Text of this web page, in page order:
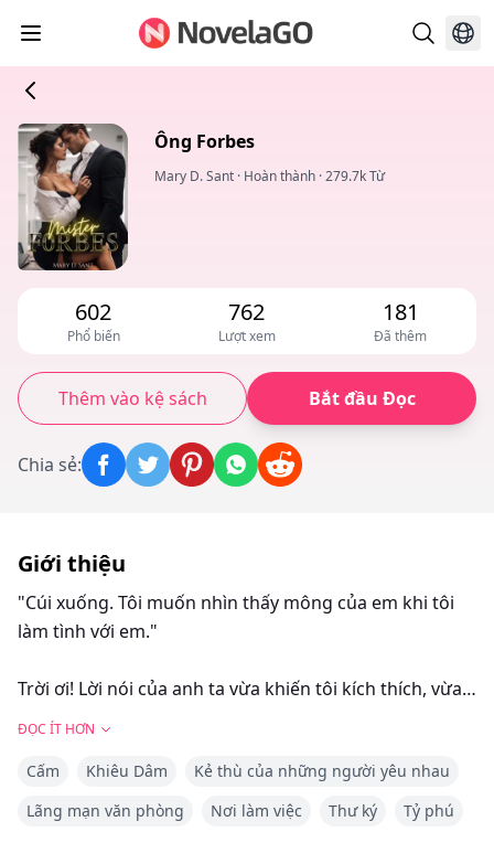
Ông Forbes
Mary D. Sant · Hoàn thành ·279.7k Từ
602
Phổ biến
762
Lượt xem
181
Đã thêm
Thêm vào kệ sách Bắt đầu Đọc
Chia sẻ:
Giới thiệu
"Cúi xuống. Tôi muốn nhìn thấy mông của em khi tôi
làm tình với em."
Trời ơi! Lời nói của anh ta vừa khiến tôi kích thích, vừa
làm tôi bực mình. Ngay cả bây giờ, anh ta vẫn là một
mọi thứ theo ý mình.
ĐỌC ÍT HƠN
Cấm Khiêu Dâm
Kẻ thù của những người yêu nhau
Lãng mạn văn phòng
Nơi làm việc Thư ký Tỷ phú